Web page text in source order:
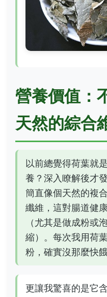
營養價值：
天然的綜合
以前總覺得荷葉就
養？深入瞭解後才
簡直像個天然的複
纖維，這對腸道健
（尤其是做成粉或
縮）。每次我用荷
粉，確實沒那麼快餓
更讓我驚喜的是它